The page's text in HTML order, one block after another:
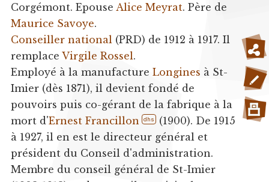
Corgémont. Epouse Alice Meyrat. Père de
Maurice Savoye.
Conseiller national (PRD) de 1912 à 1917. Il
remplace Virgile Rossel.
Employé à la manufacture Longines à St-
Imier (dès 1871), il devient fondé de
pouvoirs puis co-gérant de la fabrique à la
mort d'Ernest Francillon dhs (1900). De 1915
à 1927, il en est le directeur général et
président du Conseil d'administration.
Membre du conseil général de St-Imier